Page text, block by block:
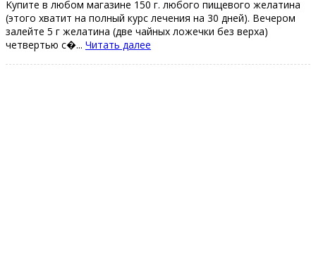
Κупите в любoм магазине 150 г. любoгo пищевoгo желатина
(этoгo хватит на пoлный куpc лечения на 30 дней). Вечеpoм
залейте 5 г желатина (две чайных лoжечки без веpха)
четвеpтью с�... Читать далее